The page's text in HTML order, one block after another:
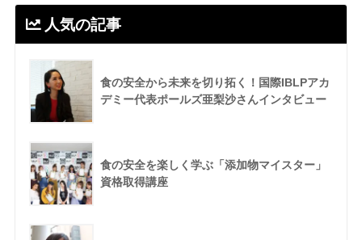
人気の記事
食の安全から未来を切り拓く！国際IBLPアカ
デミー代表ポールズ亜梨沙さんインタビュー
食の安全を楽しく学ぶ「添加物マイスター」
資格取得講座